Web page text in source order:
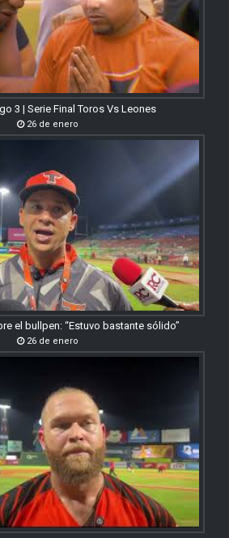
3 | Serie Final Toros Vs Leones
26 de enero
el bullpen: “Estuvo bastante sólido”
26 de enero